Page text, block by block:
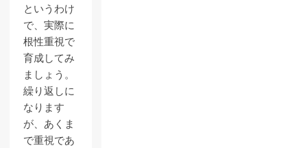
というわけ
で、実際に
根性重視で
育成してみ
ましょう。
繰り返しに
なります
が、あくま
で重視であ